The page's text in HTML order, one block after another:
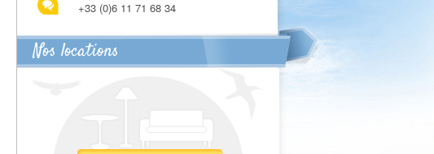
+33 (0)6 11 71 68 34
Nos locations